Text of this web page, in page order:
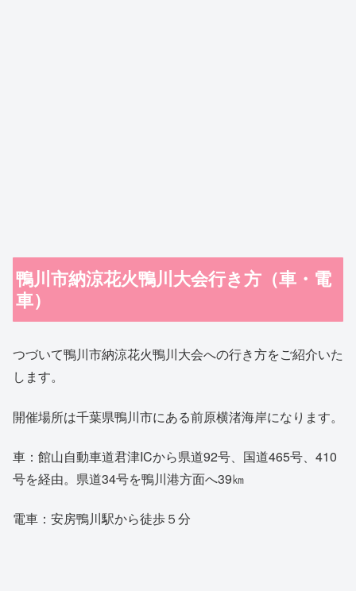
鴨川市納涼花火鴨川大会行き方（車・電
車）
つづいて鴨川市納涼花火鴨川大会への行き方をご紹介いた
します。
開催場所は千葉県鴨川市にある前原横渚海岸になります。
車：館山自動車道君津ICから県道92号、国道465号、410
号を経由。県道34号を鴨川港方面へ39㎞
電車：安房鴨川駅から徒歩５分